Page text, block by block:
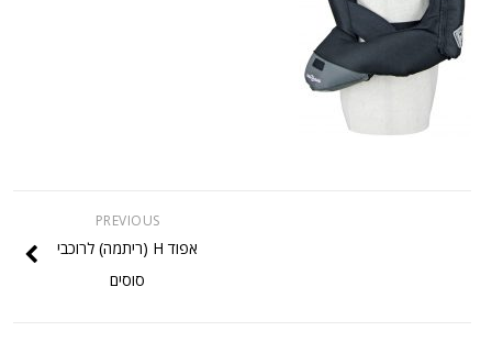
PREVIOUS
אפוד H (ריתמה) לרוכבי
סוסים